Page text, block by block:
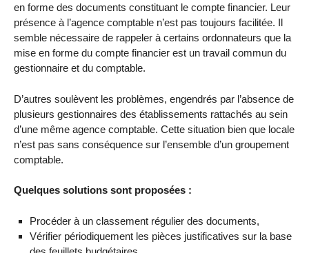
en forme des documents constituant le compte financier. Leur
présence à l’agence comptable n’est pas toujours facilitée. Il
semble nécessaire de rappeler à certains ordonnateurs que la
mise en forme du compte financier est un travail commun du
gestionnaire et du comptable.
D’autres soulèvent les problèmes, engendrés par l’absence de
plusieurs gestionnaires des établissements rattachés au sein
d’une même agence comptable. Cette situation bien que locale
n’est pas sans conséquence sur l’ensemble d’un groupement
comptable.
Quelques solutions sont proposées :
Procéder à un classement régulier des documents,
Vérifier périodiquement les pièces justificatives sur la base